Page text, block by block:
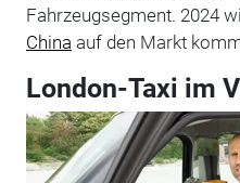
Fahrzeugsegment. 2024
China auf den Markt
London-Taxi im